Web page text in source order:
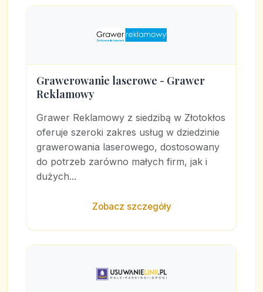
Grawerowanie laserowe - Grawer
Reklamowy
Grawer Reklamowy z siedzibą w Złotokłos
oferuje szeroki zakres usług w dziedzinie
grawerowania laserowego, dostosowany
do potrzeb zarówno małych firm, jak i
dużych...
Zobacz szczegóły